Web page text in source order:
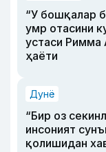
“У бошқалар
умр отасини
устаси Римма
ҳаёти
Дунё
“Бир оз
инсоният
қолишидан